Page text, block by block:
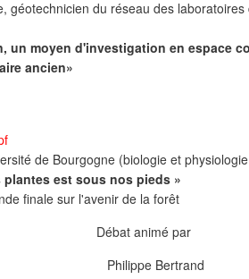
géotechnicien du réseau des
un moyen d'investigation en espace
ancien»
de Bourgogne (biologie et
plantes est sous nos pieds »
finale sur l'avenir de la forêt
Débat animé par
Philippe Bertrand